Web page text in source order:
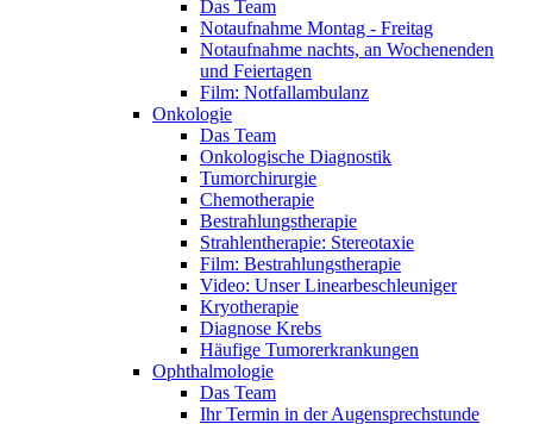
Das Team
Notaufnahme Montag - Freitag
Notaufnahme nachts, an Wochenenden
und Feiertagen
Film: Notfallambulanz
Onkologie
Das Team
Onkologische Diagnostik
Tumorchirurgie
Chemotherapie
Bestrahlungstherapie
Strahlentherapie: Stereotaxie
Film: Bestrahlungstherapie
Video: Unser Linearbeschleuniger
Kryotherapie
Diagnose Krebs
Häufige Tumorerkrankungen
Ophthalmologie
Das Team
Ihr Termin in der Augensprechstunde